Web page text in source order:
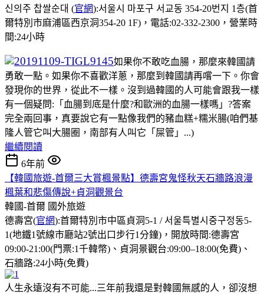
신의주 찹쌀순대 (官網):서울시 마포구 서교동 354-20번지 1층(首
爾特別市麻浦區西京洞354-20 1F)，電話:02-332-2300，營業時
間:24小時
如果你不敢吃血腸，那麼來韓國請
勇敢一點。如果你不喜歡洋蔥，那麼到韓國請再嚐一下。你會
發現你的世界，從此不一樣。沒到過韓國的人可能會跟我一樣
有一個疑問:「血腸到底是什麼?和歐洲的血腸一樣嗎」?答案
完全兩回事，真要說它有一點像我們的豬血糕+糯米腸(咱們基
隆人管它叫大腸圈，南部有人叫它「屎管」...)
繼續閱讀
6年前
【韓國旅遊-首爾三大賞楓景點】德壽宮鬼怪秋天石牆路浪漫
楓葉和悲傷傳說+貞洞觀景台
韓國-首爾 國外旅遊
德壽宮(官網):首爾特別市中區貞洞5-1 / 서울특별시중구정동5-
1(地鐵1號線市廳站2號出口步行1分鐘)，開放時間:德壽宮
09:00-21:00(門票:1千韓幣)、貞洞景觀台:09:00–18:00(免費)、
石牆路:24小時(免費)
人生永遠沒有不可能...三年前我還是對韓國無感的人，卻沒想